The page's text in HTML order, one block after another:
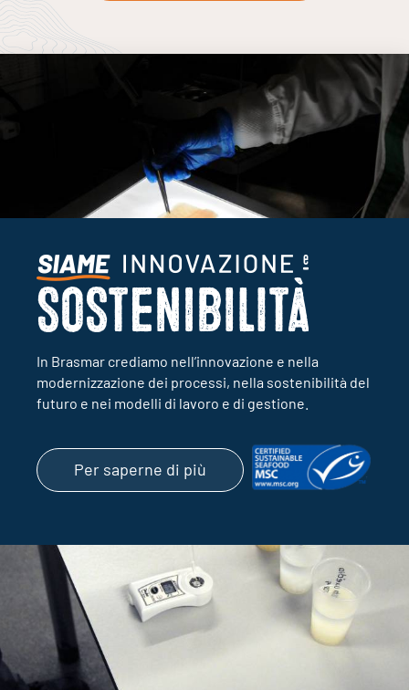
In Brasmar crediamo nell’innovazione e nella
modernizzazione dei processi, nella sostenibilità del
futuro e nei modelli di lavoro e di gestione.
Per saperne di più